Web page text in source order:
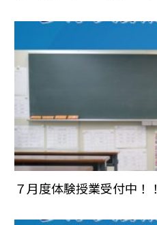
７月度体験授業受付中！！